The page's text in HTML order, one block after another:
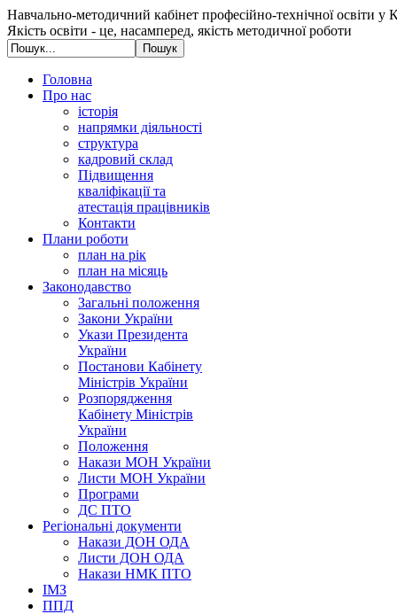
Навчально-методичний кабінет професійно-технічної освіти у
Якість освіти - це, насамперед, якість методичної роботи
Головна
Про нас
історія
напрямки діяльності
структура
кадровий склад
Підвищення
кваліфікації та
атестація працівників
Контакти
Плани роботи
план на рік
план на місяць
Законодавство
Загальні положення
Закони України
Укази Президента
України
Постанови Кабінету
Міністрів України
Розпорядження
Кабінету Міністрів
України
Положення
Накази МОН України
Листи МОН України
Програми
ДС ПТО
Регіональні документи
Накази ДОН ОДА
Листи ДОН ОДА
Накази НМК ПТО
ІМЗ
ППД